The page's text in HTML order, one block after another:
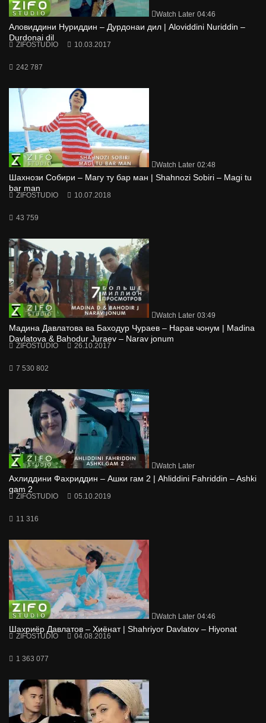
Watch Later 04:46
Аловиддини Нуриддин – Дурдонаи дил | Aloviddini Nuriddin –
Durdonai dil
ZIFOSTUDIO 10.03.2017
242 787
Watch Later 02:48
Шахнози Собири – Магу ту бар ман | Shahnozi Sobiri – Magi tu
bar man
ZIFOSTUDIO 10.07.2018
43 759
Watch Later 03:49
Мадина Давлатова ва Баходур Чураев – Нарав чонум | Madina
Davlatova & Bahodur Juraev – Narav jonum
ZIFOSTUDIO 26.10.2017
7 530 802
Watch Later
Ахлиддини Фахриддин – Ашки гам 2 | Ahliddini Fahriddin – Ashki
gam 2
ZIFOSTUDIO 05.10.2019
11 316
Watch Later 04:46
Шахриёр Давлатов – Хиёнат | Shahriyor Davlatov – Hiyonat
ZIFOSTUDIO 04.08.2016
1 363 077